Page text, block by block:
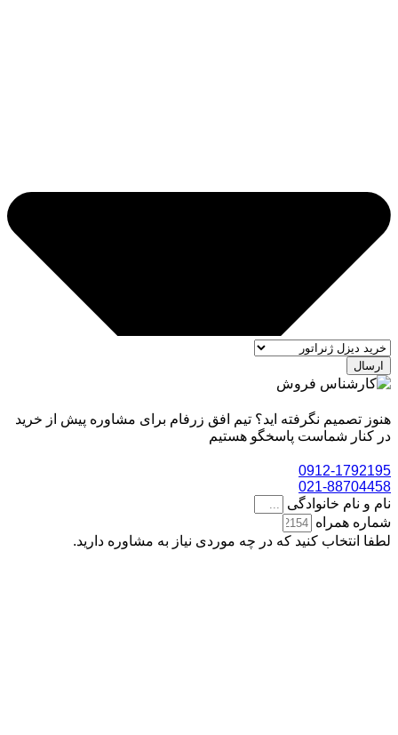
ارسال
هنوز تصمیم نگرفته اید؟ تیم افق زرفام برای مشاوره پیش از خرید
در کنار شماست پاسخگو هستیم
0912-1792195
021-88704458
نام و نام خانوادگی
شماره همراه
لطفا انتخاب کنید که در چه موردی نیاز به مشاوره دارید.